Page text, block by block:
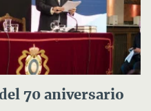
70 aniversario